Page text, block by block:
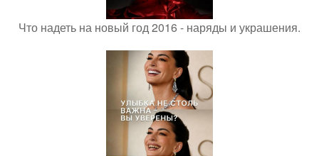
Что надеть на новый год 2016 - наряды и украшения.